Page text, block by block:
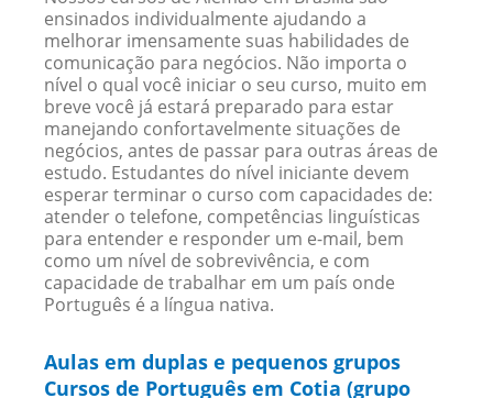
ensinados individualmente ajudando a
melhorar imensamente suas habilidades de
comunicação para negócios. Não importa o
nível o qual você iniciar o seu curso, muito em
breve você já estará preparado para estar
manejando confortavelmente situações de
negócios, antes de passar para outras áreas de
estudo. Estudantes do nível iniciante devem
esperar terminar o curso com capacidades de:
atender o telefone, competências linguísticas
para entender e responder um e-mail, bem
como um nível de sobrevivência, e com
capacidade de trabalhar em um país onde
Português é a língua nativa.
Aulas em duplas e pequenos grupos
Cursos de Português em Cotia (grupo